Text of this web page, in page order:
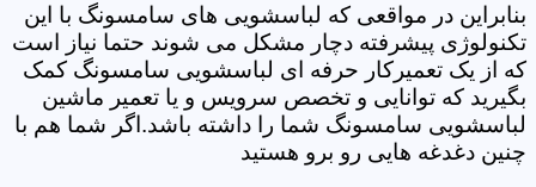
بنابراین در مواقعی که لباسشویی های سامسونگ با این
تکنولوژی پیشرفته دچار مشکل می شوند حتما نیاز است
که از یک تعمیرکار حرفه ای لباسشویی سامسونگ کمک
بگیرید که توانایی و تخصص سرویس و یا تعمیر ماشین
لباسشویی سامسونگ شما را داشته باشد.اگر شما هم با
چنین دغدغه هایی رو برو هستید